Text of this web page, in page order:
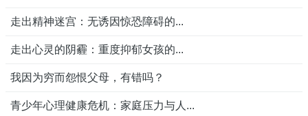
走出精神迷宫：无诱因惊恐障碍的...
走出心灵的阴霾：重度抑郁女孩的...
我因为穷而怨恨父母，有错吗？
青少年心理健康危机：家庭压力与人...